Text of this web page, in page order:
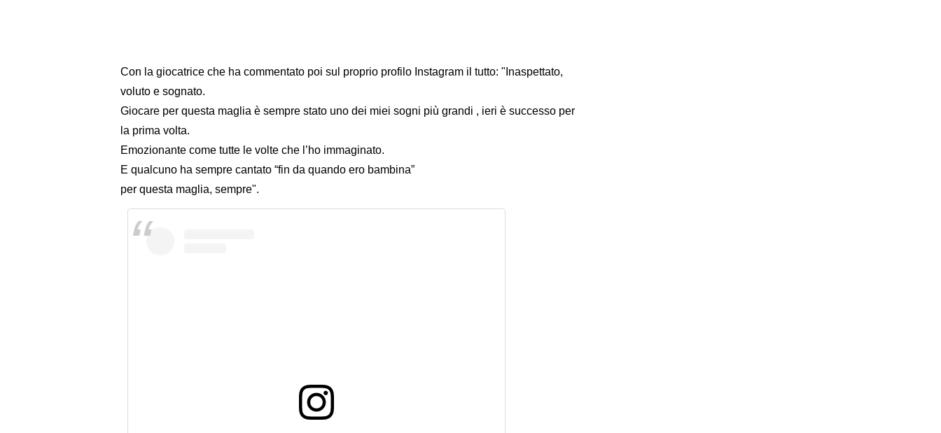
Con la giocatrice che ha commentato poi sul proprio profilo Instagram il tutto: "Inaspettato,
voluto e sognato.
Giocare per questa maglia è sempre stato uno dei miei sogni più grandi , ieri è successo per
la prima volta.
Emozionante come tutte le volte che l’ho immaginato.
E qualcuno ha sempre cantato “fin da quando ero bambina”
per questa maglia, sempre".